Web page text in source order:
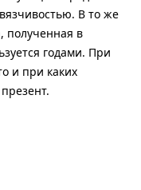
В то же
полученная в
годами. При
и при каких